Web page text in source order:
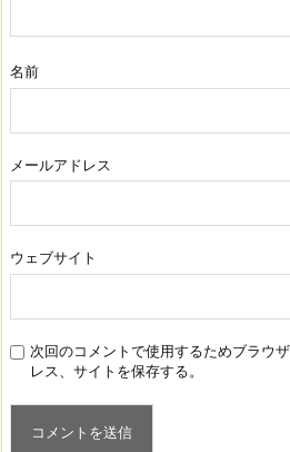
名前
メールアドレス
ウェブサイト
次回のコメントで使用するためブラウ
レス、サイトを保存する。